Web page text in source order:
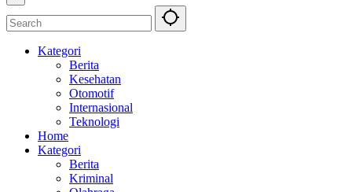
Kategori
Berita
Kesehatan
Otomotif
Internasional
Teknologi
Home
Kategori
Berita
Kriminal